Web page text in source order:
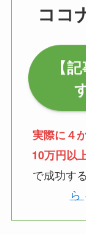
ココ
【
実際に４
10万円以
で成功す
ら